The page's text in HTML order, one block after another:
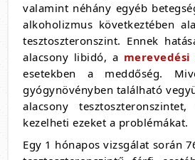
valamint néhány egyéb
alkoholizmus következtében
tesztoszteronszint. Ennek
alacsony libidó, a merevedési
esetekben a meddőség.
gyógynövényben található
alacsony
kezelheti ezeket a problémákat.
Egy 1 hónapos vizsgálat során